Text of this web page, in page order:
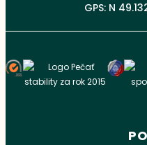
GPS: N